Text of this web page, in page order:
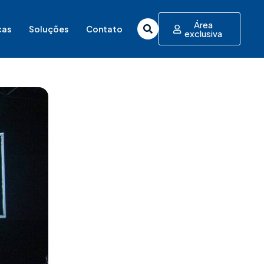
Soluções Contato Área
exclusiva